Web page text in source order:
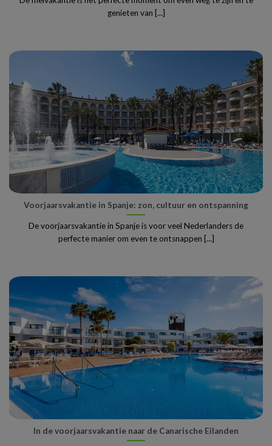
genieten van [...]
Voorjaarsvakantie in Spanje: zon, cultuur en ontspanning
De voorjaarsvakantie in Spanje is voor veel Nederlanders de
perfecte manier om even te ontsnappen [...]
In de voorjaarsvakantie naar de Canarische Eilanden